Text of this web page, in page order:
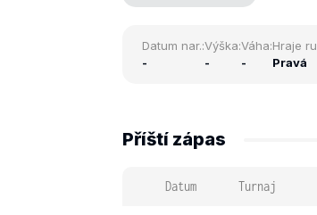
Datum nar.:
-
Výška:
-
Váha:
-
Hraje
Pravá
Příští zápas
Datum Turnaj